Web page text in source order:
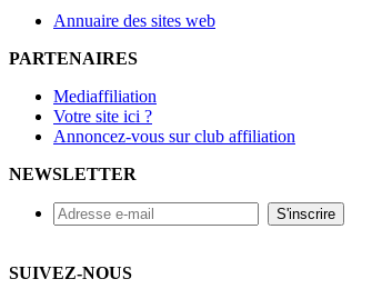
Annuaire des sites web
PARTENAIRES
Mediaffiliation
Votre site ici ?
Annoncez-vous sur club affiliation
NEWSLETTER
SUIVEZ-NOUS